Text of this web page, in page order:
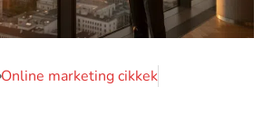
Online marketing cikkek